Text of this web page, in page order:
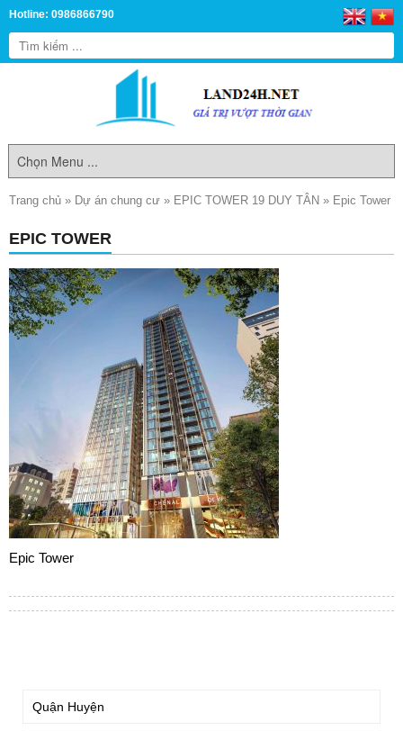
Hotline: 0986866790
Trang chủ » Dự án chung cư » EPIC TOWER 19 DUY TÂN » Epic Tower
EPIC TOWER
Epic Tower